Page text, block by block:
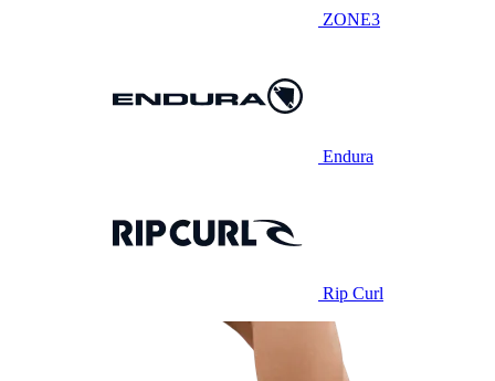
ZONE3
Endura
Rip Curl